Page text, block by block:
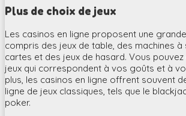
Plus de choix de jeux
Les casinos en ligne proposent une
compris des jeux de table, des machines à
cartes et des jeux de hasard. Vous
jeux qui correspondent à vos goûts et à
plus, les casinos en ligne offrent souvent
ligne de jeux classiques, tels que le
poker.